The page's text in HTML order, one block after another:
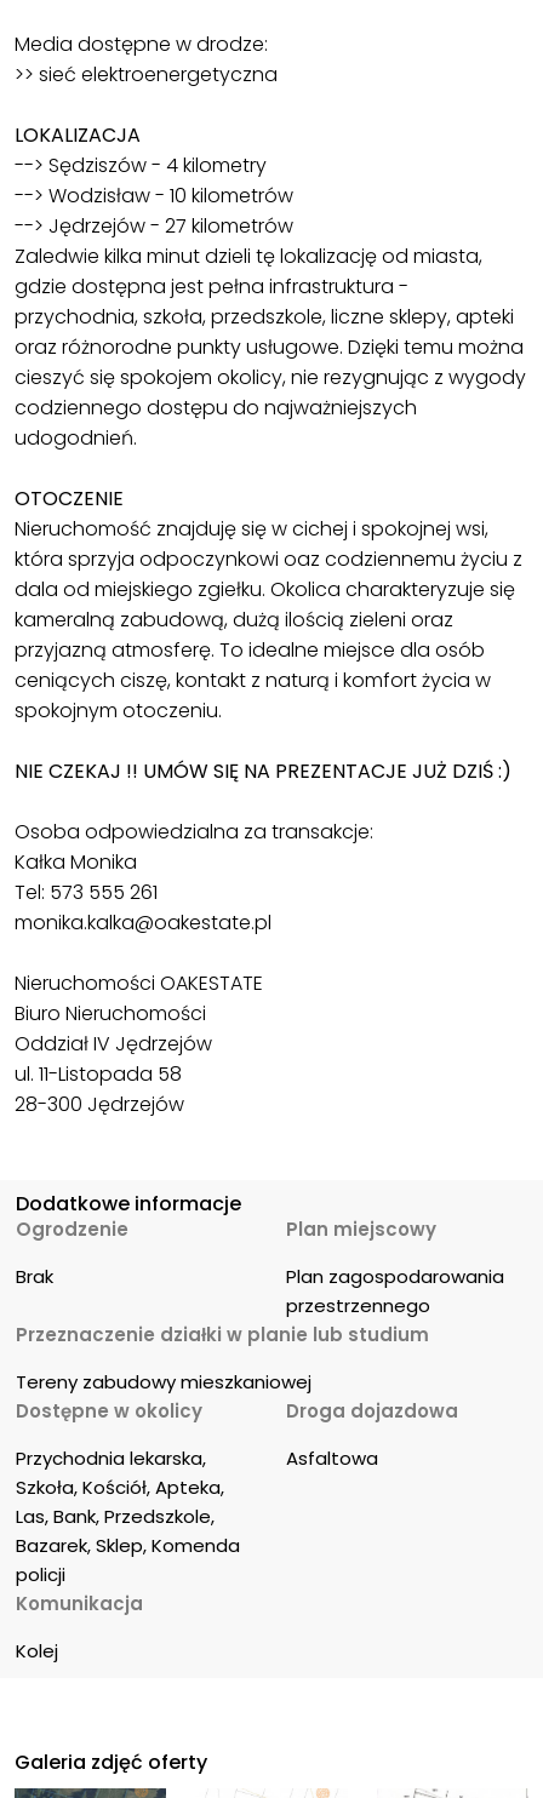
Media dostępne w drodze:
>> sieć elektroenergetyczna
LOKALIZACJA
--> Sędziszów - 4 kilometry
--> Wodzisław - 10 kilometrów
--> Jędrzejów - 27 kilometrów
Zaledwie kilka minut dzieli tę lokalizację od miasta,
gdzie dostępna jest pełna infrastruktura -
przychodnia, szkoła, przedszkole, liczne sklepy, apteki
oraz różnorodne punkty usługowe. Dzięki temu można
cieszyć się spokojem okolicy, nie rezygnując z wygody
codziennego dostępu do najważniejszych
udogodnień.
OTOCZENIE
Nieruchomość znajduję się w cichej i spokojnej wsi,
która sprzyja odpoczynkowi oaz codziennemu życiu z
dala od miejskiego zgiełku. Okolica charakteryzuje się
kameralną zabudową, dużą ilością zieleni oraz
przyjazną atmosferę. To idealne miejsce dla osób
ceniących ciszę, kontakt z naturą i komfort życia w
spokojnym otoczeniu.
NIE CZEKAJ !! UMÓW SIĘ NA PREZENTACJE JUŻ DZIŚ :)
Osoba odpowiedzialna za transakcje:
Kałka Monika
Tel: 573 555 261
monika.kalka@oakestate.pl
Nieruchomości OAKESTATE
Biuro Nieruchomości
Oddział IV Jędrzejów
ul. 11-Listopada 58
28-300 Jędrzejów
Dodatkowe informacje
Ogrodzenie
Brak
Plan miejscowy
Plan zagospodarowania
przestrzennego
Przeznaczenie działki w planie lub studium
Tereny zabudowy mieszkaniowej
Dostępne w okolicy
Przychodnia lekarska,
Szkoła, Kościół, Apteka,
Las, Bank, Przedszkole,
Bazarek, Sklep, Komenda
policji
Droga dojazdowa
Asfaltowa
Komunikacja
Kolej
Galeria zdjęć oferty